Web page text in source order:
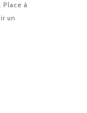
Place à
un